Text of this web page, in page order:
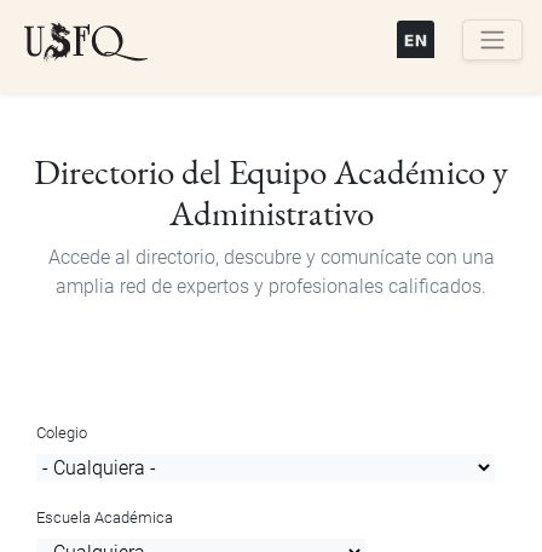
Directorio del Equipo Académico y
Administrativo
Accede al directorio, descubre y comunícate con una
amplia red de expertos y profesionales calificados.
Colegio
Escuela Académica